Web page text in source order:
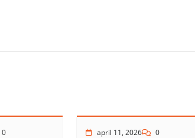
0 april 11, 2026 0